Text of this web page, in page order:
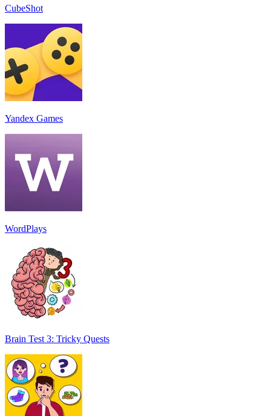
CubeShot
Yandex Games
WordPlays
Brain Test 3: Tricky Quests